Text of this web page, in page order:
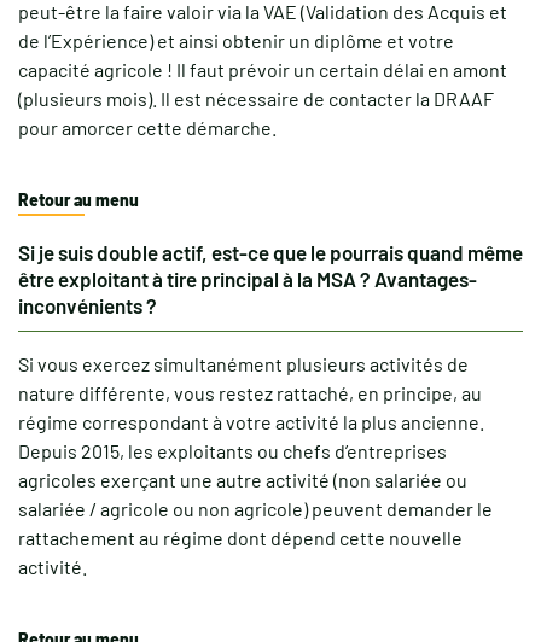
peut-être la faire valoir via la VAE (Validation des Acquis et
de l’Expérience) et ainsi obtenir un diplôme et votre
capacité agricole ! Il faut prévoir un certain délai en amont
(plusieurs mois). Il est nécessaire de contacter la DRAAF
pour amorcer cette démarche.
Retour au menu
Si je suis double actif, est-ce que le pourrais quand même
être exploitant à tire principal à la MSA ? Avantages-
inconvénients ?
Si vous exercez simultanément plusieurs activités de
nature différente, vous restez rattaché, en principe, au
régime correspondant à votre activité la plus ancienne.
Depuis 2015, les exploitants ou chefs d’entreprises
agricoles exerçant une autre activité (non salariée ou
salariée / agricole ou non agricole) peuvent demander le
rattachement au régime dont dépend cette nouvelle
activité.